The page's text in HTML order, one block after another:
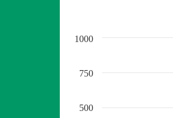
500
750
1000